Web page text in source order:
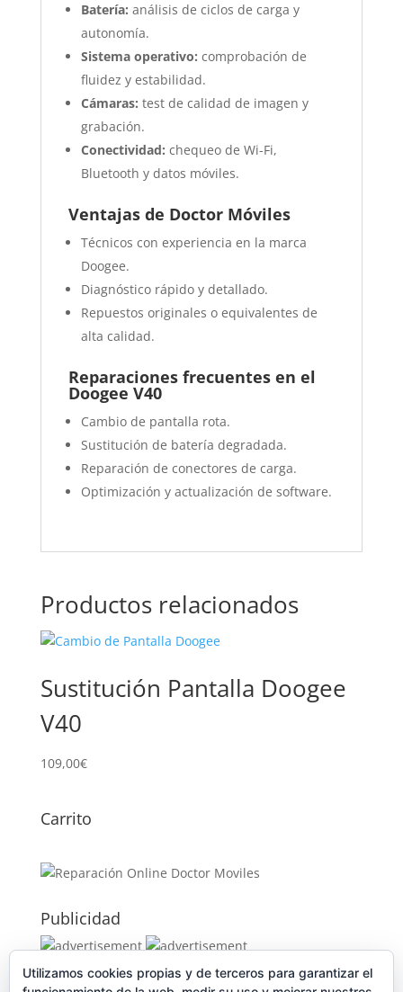
Batería: análisis de ciclos de carga y
autonomía.
Sistema operativo: comprobación de
fluidez y estabilidad.
Cámaras: test de calidad de imagen y
grabación.
Conectividad: chequeo de Wi-Fi,
Bluetooth y datos móviles.
Ventajas de Doctor Móviles
Técnicos con experiencia en la marca
Doogee.
Diagnóstico rápido y detallado.
Repuestos originales o equivalentes de
alta calidad.
Reparaciones frecuentes en el
Doogee V40
Cambio de pantalla rota.
Sustitución de batería degradada.
Reparación de conectores de carga.
Optimización y actualización de software.
Productos relacionados
Sustitución Pantalla Doogee
V40
109,00€
Carrito
Publicidad
Utilizamos cookies propias y de terceros para garantizar el